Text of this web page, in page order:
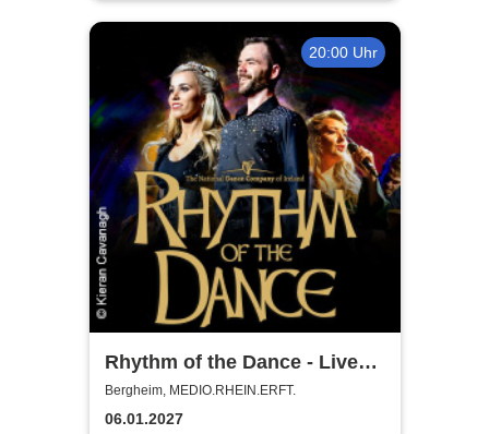
20:00 Uhr
Rhythm of the Dance - Live
2027
Bergheim, MEDIO.RHEIN.ERFT.
06.01.2027